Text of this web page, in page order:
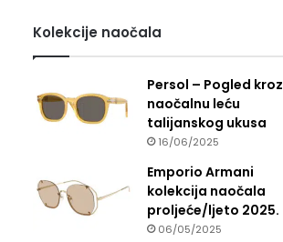
Kolekcije naočala
Persol – Pogled kroz
naočalnu leću
talijanskog ukusa
16/06/2025
Emporio Armani
kolekcija naočala
proljeće/ljeto 2025.
06/05/2025